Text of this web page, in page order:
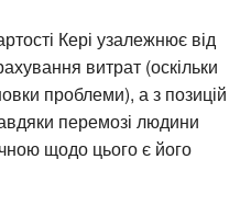
Кері узалежнює від
витрат (оскільки
проблеми), а з позицій
перемозі людини
щодо цього є його